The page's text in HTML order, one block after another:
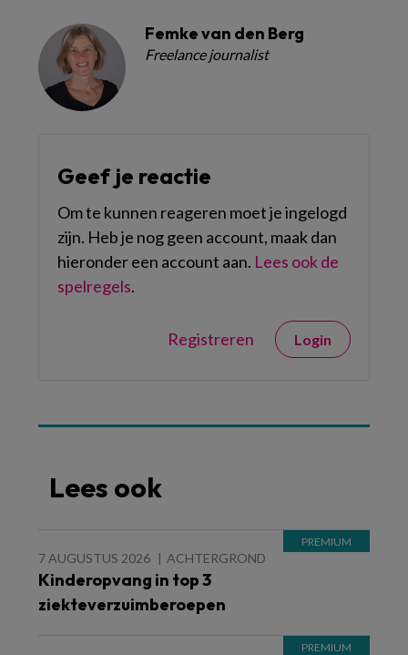
Femke van den Berg
Freelance journalist
Geef je reactie
Om te kunnen reageren moet je ingelogd
zijn. Heb je nog geen account, maak dan
hieronder een account aan. Lees ook de
spelregels.
Registreren Login
Lees ook
7 AUGUSTUS 2026 ACHTERGROND
Kinderopvang in top 3
ziekteverzuimberoepen